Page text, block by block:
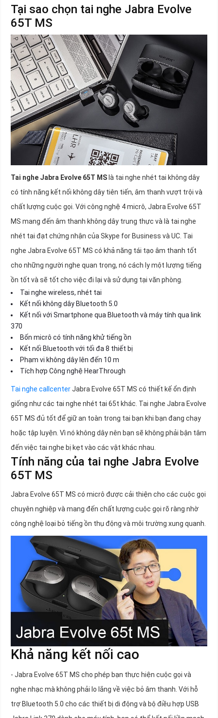
Tại sao chọn tai nghe Jabra Evolve
65T MS
Tai nghe Jabra Evolve 65T MS là tai nghe nhét tai không dây
có tính năng kết nối không dây tiên tiến, âm thanh vượt trội và
chất lượng cuộc gọi. Với công nghệ 4 micrô, Jabra Evolve 65T
MS mang đến âm thanh không dây trung thực và là tai nghe
nhét tai đạt chứng nhận của Skype for Business và UC. Tai
nghe Jabra Evolve 65T MS có khả năng tái tạo âm thanh tốt
cho những người nghe quan trọng, nó cách ly một lượng tiếng
ồn tốt và sẽ tốt cho việc đi lại và sử dụng tại văn phòng.
Tai nghe wireless, nhét tai
Kết nối không dây Bluetooth 5.0
Kết nối với Smartphone qua Bluetooth và máy tính qua link
370
Bốn micrô có tính năng khử tiếng ồn
Kết nối Bluetooth với tối đa 8 thiết bị
Phạm vi không dây lên đến 10 m
Tích hợp Công nghệ HearThrough
Tai nghe callcenterJabra Evolve 65T MS có thiết kế ổn định
giống như các tai nghe nhét tai 65t khác. Tai nghe Jabra Evolve
65T MS đủ tốt để giữ an toàn trong tai bạn khi bạn đang chạy
hoặc tập luyện. Vì nó không dây nên bạn sẽ không phải bận tâm
đến việc tai nghe bị kẹt vào các vật khác nhau.
Tính năng của tai nghe Jabra Evolve
65T MS
Jabra Evolve 65T MS có micrô được cải thiện cho các cuộc gọi
chuyên nghiệp và mang đến chất lượng cuộc gọi rõ ràng nhờ
công nghệ loại bỏ tiếng ồn thụ động và môi trường xung quanh.
Khả năng kết nối cao
- Jabra Evolve 65T MS cho phép bạn thực hiện cuộc gọi và
nghe nhạc mà không phải lo lắng về việc bỏ âm thanh. Với hỗ
trợ Bluetooth 5.0 cho các thiết bị di động và bộ điều hợp USB